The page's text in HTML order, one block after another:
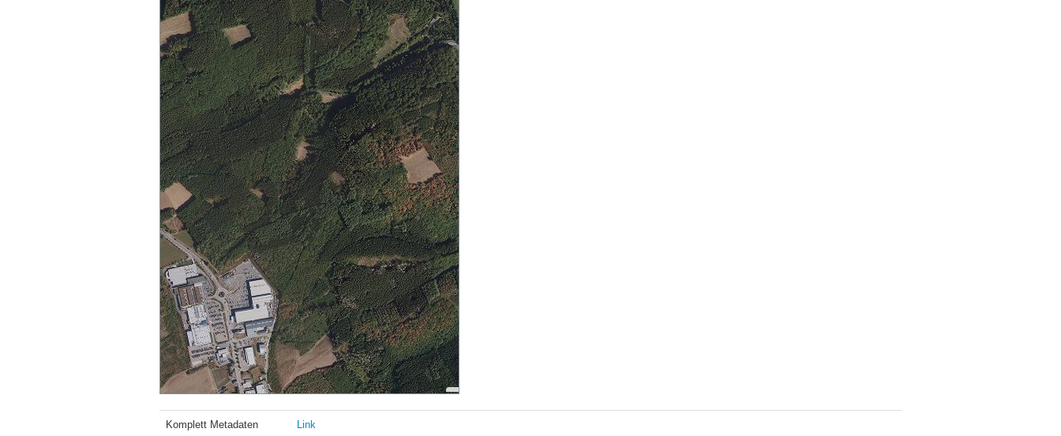
Komplett Metadaten Link